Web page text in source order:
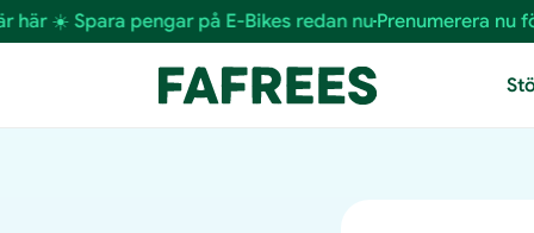
Spara pengar på E-Bikes redan nuPrenumerera nu för